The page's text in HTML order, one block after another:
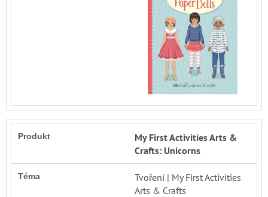
My First Activities Arts &
Crafts: Unicorns
Tvoření | My First Activities
Arts & Crafts